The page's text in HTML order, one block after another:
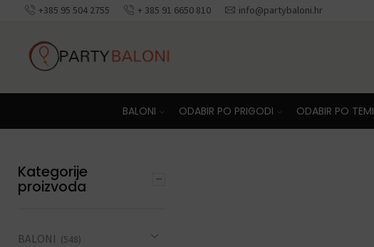
+385 95 504 2755 + 385 91 6650 810 info@partybaloni.hr
Besplatna dostava iznad 70 €
BALONI ODABIR PO PRIGODI ODABIR PO TEMI
Kategorije
proizvoda
BALONI (548)